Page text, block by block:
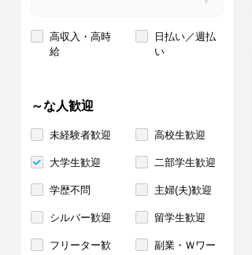
高収入・高時
給
日払い／週払
い
～な人歓迎
未経験者歓迎 高校生歓迎
大学生歓迎 二部学生歓迎
学歴不問 主婦(夫)歓迎
シルバー歓迎 留学生歓迎
フリーター歓
副業・Ｗワー